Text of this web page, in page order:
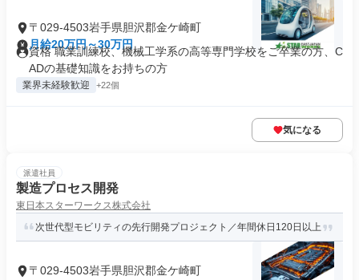
〒029-4503岩手県胆沢郡金ケ崎町
月給20万円～30万円
資格 職業訓練校、機械工学系の高等専門学校をご卒業の方、C
ADの基礎知識をお持ちの方
業界未経験歓迎 +22個
気になる
派遣社員
製造プロセス開発
東日本スターワークス株式会社
次世代型モビリティの先行開発プロジェクト／年間休日120日以上
〒029-4503岩手県胆沢郡金ケ崎町